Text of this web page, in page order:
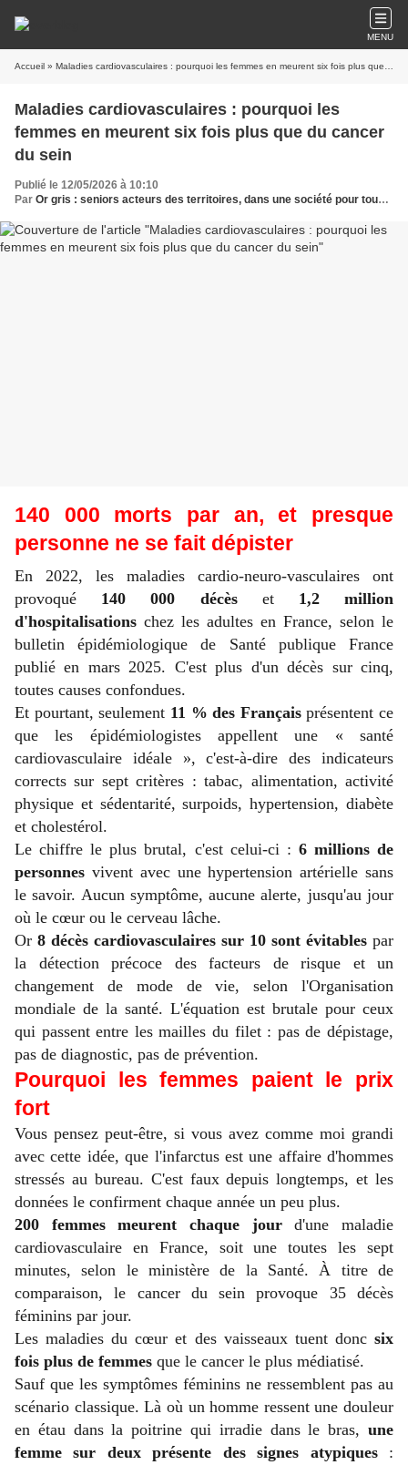
MENU
Accueil » Maladies cardiovasculaires : pourquoi les femmes en meurent six fois plus que du cancer du sein
Maladies cardiovasculaires : pourquoi les
femmes en meurent six fois plus que du cancer
du sein
Publié le 12/05/2026 à 10:10
Par Or gris : seniors acteurs des territoires, dans une société pour tous les âges
140 000 morts par an, et presque
personne ne se fait dépister
En 2022, les maladies cardio-neuro-vasculaires ont
provoqué 140 000 décèset 1,2 million
d'hospitalisations chez les adultes en France, selon le
bulletin épidémiologique de Santé publique France
publié en mars 2025. C'est plus d'un décès sur cinq,
toutes causes confondues.
Et pourtant, seulement 11 % des Françaisprésentent ce
que les épidémiologistes appellent une « santé
cardiovasculaire idéale », c'est-à-dire des indicateurs
corrects sur sept critères : tabac, alimentation, activité
physique et sédentarité, surpoids, hypertension, diabète
et cholestérol.
Le chiffre le plus brutal, c'est celui-ci : 6 millions de
personnes vivent avec une hypertension artérielle sans
le savoir. Aucun symptôme, aucune alerte, jusqu'au jour
où le cœur ou le cerveau lâche.
Or 8 décès cardiovasculaires sur 10 sont évitables par
la détection précoce des facteurs de risque et un
changement de mode de vie, selon l'Organisation
mondiale de la santé. L'équation est brutale pour ceux
qui passent entre les mailles du filet : pas de dépistage,
pas de diagnostic, pas de prévention.
Pourquoi les femmes paient le prix
fort
Vous pensez peut-être, si vous avez comme moi grandi
avec cette idée, que l'infarctus est une affaire d'hommes
stressés au bureau. C'est faux depuis longtemps, et les
données le confirment chaque année un peu plus.
200 femmes meurent chaque jourd'une maladie
cardiovasculaire en France, soit une toutes les sept
minutes, selon le ministère de la Santé. À titre de
comparaison, le cancer du sein provoque 35 décès
féminins par jour.
Les maladies du cœur et des vaisseaux tuent donc six
fois plus de femmes que le cancer le plus médiatisé.
Sauf que les symptômes féminins ne ressemblent pas au
scénario classique. Là où un homme ressent une douleur
en étau dans la poitrine qui irradie dans le bras, une
femme sur deux présente des signes atypiques: